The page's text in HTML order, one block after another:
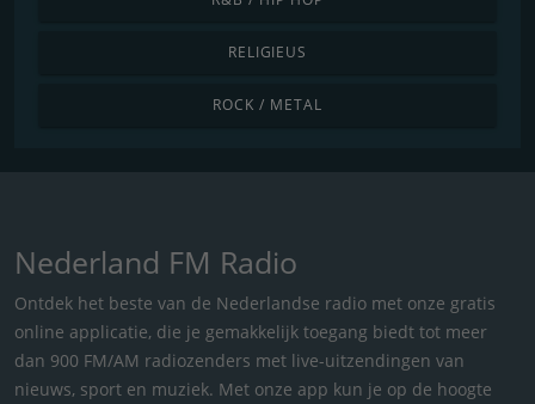
RELIGIEUS
ROCK / METAL
Nederland FM Radio
Ontdek het beste van de Nederlandse radio met onze gratis
online applicatie, die je gemakkelijk toegang biedt tot meer
dan 900 FM/AM radiozenders met live-uitzendingen van
nieuws, sport en muziek. Met onze app kun je op de hoogte